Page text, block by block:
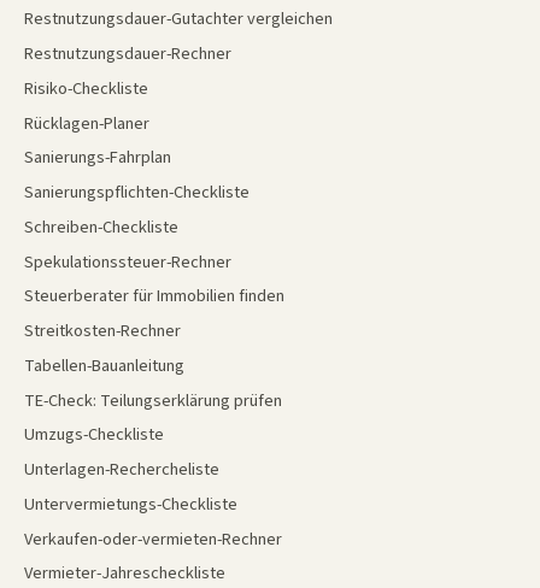
Restnutzungsdauer-Gutachter vergleichen
Restnutzungsdauer-Rechner
Risiko-Checkliste
Rücklagen-Planer
Sanierungs-Fahrplan
Sanierungspflichten-Checkliste
Schreiben-Checkliste
Spekulationssteuer-Rechner
Steuerberater für Immobilien finden
Streitkosten-Rechner
Tabellen-Bauanleitung
TE-Check: Teilungserklärung prüfen
Umzugs-Checkliste
Unterlagen-Rechercheliste
Untervermietungs-Checkliste
Verkaufen-oder-vermieten-Rechner
Vermieter-Jahrescheckliste